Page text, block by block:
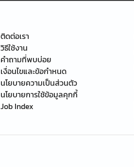
ติดต่อเรา
วิธีใช้งาน
คำถามที่พบบ่อย
เงื่อนไขและข้อกำหนด
นโยบายความเป็นส่วนตัว
นโยบายการใช้ข้อมูลคุกกี้
Job Index